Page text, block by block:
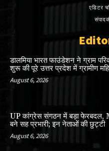
एडिटर
डालमिया भारत फाउंडेशन ने ग्राम
शुरू की पूरे उत्तर प्रदेश में ग्रामीण
August 6, 2026
UP कांग्रेस संगठन में बड़ा फेरबदल,
बने सह प्रभारी; इन नेताओं की छुट्टी
August 6, 2026